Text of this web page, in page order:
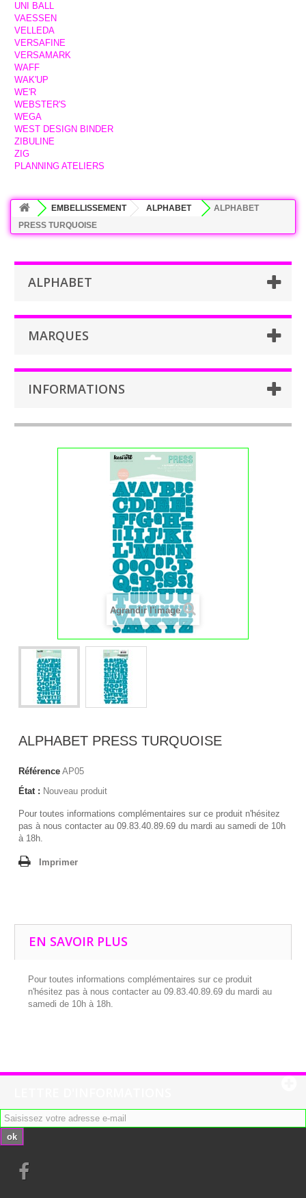
UNI BALL
VAESSEN
VELLEDA
VERSAFINE
VERSAMARK
WAFF
WAK'UP
WE'R
WEBSTER'S
WEGA
WEST DESIGN BINDER
ZIBULINE
ZIG
PLANNING ATELIERS
EMBELLISSEMENT ALPHABET
ALPHABET
PRESS TURQUOISE
ALPHABET
MARQUES
INFORMATIONS
Agrandir l'image
ALPHABET PRESS TURQUOISE
Référence AP05
État : Nouveau produit
Pour toutes informations complémentaires sur ce produit n'hésitez
pas à nous contacter au 09.83.40.89.69 du mardi au samedi de 10h
à 18h.
Imprimer
EN SAVOIR PLUS
Pour toutes informations complémentaires sur ce produit
n'hésitez pas à nous contacter au 09.83.40.89.69 du mardi au
samedi de 10h à 18h.
ok